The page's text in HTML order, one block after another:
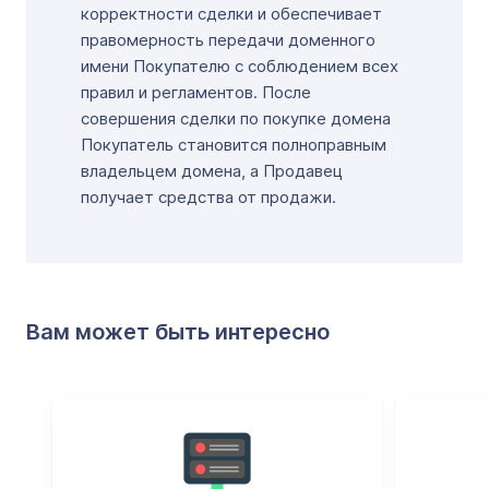
корректности сделки и обеспечивает
правомерность передачи доменного
имени Покупателю с соблюдением всех
правил и регламентов. После
совершения сделки по покупке домена
Покупатель становится полноправным
владельцем домена, а Продавец
получает средства от продажи.
Вам может быть интересно